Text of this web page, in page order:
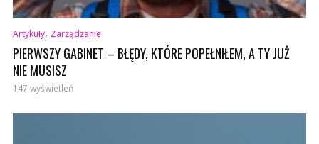
Artykuły, Zarządzanie
PIERWSZY GABINET – BŁĘDY, KTÓRE POPEŁNIŁEM, A TY JUŻ
NIE MUSISZ
147 wyświetleń